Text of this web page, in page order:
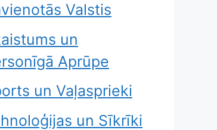
Valstis
un
Aprūpe
un Vaļasprieki
un Sīkrīki